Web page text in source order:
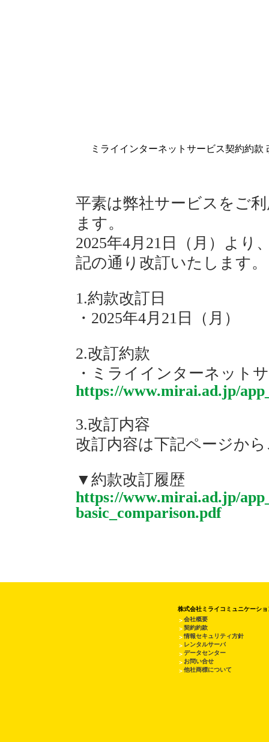
ミライインターネットサービス契約約款
平素は弊社サービスをご
ます。
2025年4月21日（月）より
記の通り改訂いたします。
1.約款改訂日
・2025年4月21日（月）
2.改訂約款
・ミライインターネット
https://www.mirai.ad.jp/
3.改訂内容
改訂内容は下記ページか
▼約款改訂履歴
https://www.mirai.ad.jp/
basic_comparison.pdf
株式会社ミライコミュニケーシ
＞会社概要
＞契約約款
＞情報セキュリティ方針
＞ レンタルサーバ
＞データセンター
＞ お問い合せ
＞他社商標について